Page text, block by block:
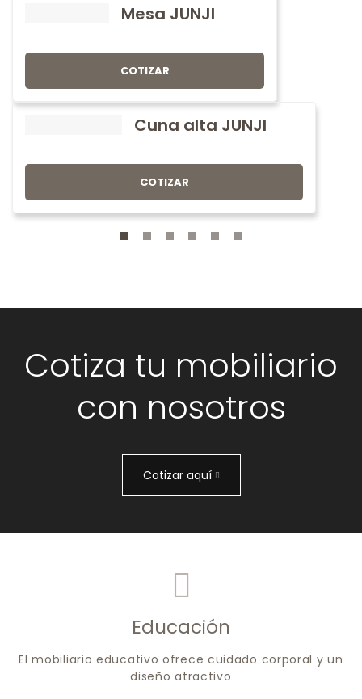
Mesa JUNJI
COTIZAR
Cuna alta JUNJI
COTIZAR
Cotiza tu mobiliario
con nosotros
Cotizar aquí
Educación
El mobiliario educativo ofrece cuidado corporal y un
diseño atractivo